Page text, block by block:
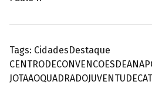
Tags: CidadesDestaque
JOTAAOQUADRADO